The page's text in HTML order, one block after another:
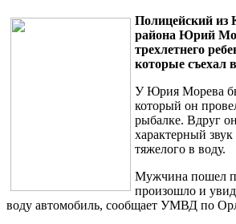
Полицейский из
района Юрий
трехлетнего
которые съехал
У Юрия Морева
который он
рыбалке. Вдруг
характерный
тяжелого в воду.
Мужчина пошел
произошло и
воду автомобиль, сообщает УМВД по